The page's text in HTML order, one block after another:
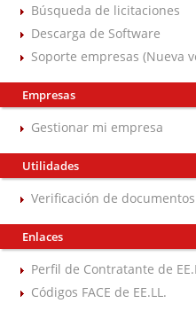
Búsqueda de licitaciones
Descarga de Software
Soporte empresas (Nueva
Empresas
Gestionar mi empresa
Utilidades
Verificación de documentos
Enlaces
Perfil de Contratante de
Códigos FACE de EE.LL.